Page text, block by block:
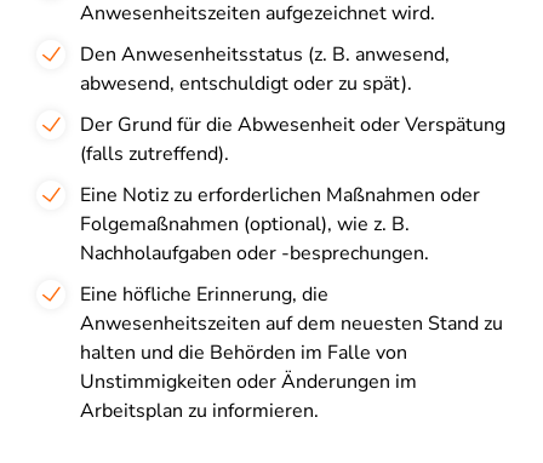
Anwesenheitszeiten aufgezeichnet wird.
Den Anwesenheitsstatus (z. B. anwesend,
abwesend, entschuldigt oder zu spät).
Der Grund für die Abwesenheit oder Verspätung
(falls zutreffend).
Eine Notiz zu erforderlichen Maßnahmen oder
Folgemaßnahmen (optional), wie z. B.
Nachholaufgaben oder -besprechungen.
Eine höfliche Erinnerung, die
Anwesenheitszeiten auf dem neuesten Stand zu
halten und die Behörden im Falle von
Unstimmigkeiten oder Änderungen im
Arbeitsplan zu informieren.